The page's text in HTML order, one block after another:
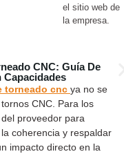
el sitio web de
la empresa.
CNC: Guía De
Capacidades
torneado cnc ya no se
CNC. Para los
proveedor para
coherencia y respaldar
impacto directo en la